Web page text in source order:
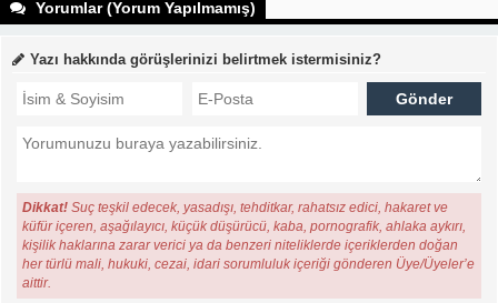
Yorumlar (Yorum Yapılmamış)
Yazı hakkında görüşlerinizi belirtmek istermisiniz?
Dikkat! Suç teşkil edecek, yasadışı, tehditkar, rahatsız edici, hakaret ve
küfür içeren, aşağılayıcı, küçük düşürücü, kaba, pornografik, ahlaka aykırı,
kişilik haklarına zarar verici ya da benzeri niteliklerde içeriklerden doğan
her türlü mali, hukuki, cezai, idari sorumluluk içeriği gönderen Üye/Üyeler’e
aittir.